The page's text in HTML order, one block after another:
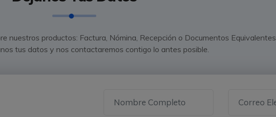
nuestros productos: Factura, Nómina, Recepción o Documentos Equivalentes
tus datos y nos contactaremos contigo lo antes posible.